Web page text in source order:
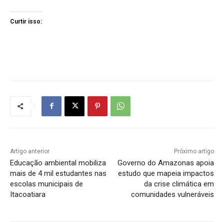
Curtir isso:
Artigo anterior
Educação ambiental mobiliza
mais de 4 mil estudantes nas
escolas municipais de
Itacoatiara
Próximo artigo
Governo do Amazonas apoia
estudo que mapeia impactos
da crise climática em
comunidades vulneráveis